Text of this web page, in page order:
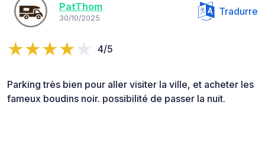
PatThom
30/10/2025
Tradurre
4/5
Parking très bien pour aller visiter la ville, et acheter les
fameux boudins noir. possibilité de passer la nuit.